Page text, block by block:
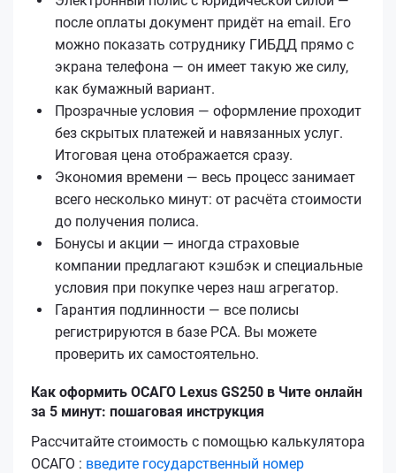
после оплаты документ придёт на email. Его
можно показать сотруднику ГИБДД прямо с
экрана телефона — он имеет такую же силу,
как бумажный вариант.
Прозрачные условия — оформление проходит
без скрытых платежей и навязанных услуг.
Итоговая цена отображается сразу.
Экономия времени — весь процесс занимает
всего несколько минут: от расчёта стоимости
до получения полиса.
Бонусы и акции — иногда страховые
компании предлагают кэшбэк и специальные
условия при покупке через наш агрегатор.
Гарантия подлинности — все полисы
регистрируются в базе РСА. Вы можете
проверить их самостоятельно.
Как оформить ОСАГО Lexus GS250 в Чите онлайн
за 5 минут: пошаговая инструкция
Рассчитайте стоимость с помощью калькулятора
ОСАГО : введите государственный номер